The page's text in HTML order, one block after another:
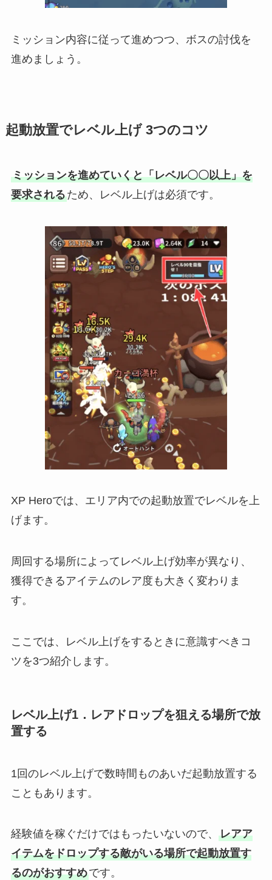
ミッション内容に従って進めつつ、ボスの討伐を
進めましょう。
起動放置でレベル上げ 3つのコツ
ミッションを進めていくと「レベル〇〇以上」を
要求されるため、レベル上げは必須です。
XP Heroでは、エリア内での起動放置でレベルを上
げます。
周回する場所によってレベル上げ効率が異なり、
獲得できるアイテムのレア度も大きく変わりま
す。
ここでは、レベル上げをするときに意識すべきコ
ツを3つ紹介します。
レベル上げ1．レアドロップを狙える場所で放
置する
1回のレベル上げで数時間ものあいだ起動放置する
こともあります。
経験値を稼ぐだけではもったいないので、 レアア
イテムをドロップする敵がいる場所で起動放置す
るのがおすすめです。